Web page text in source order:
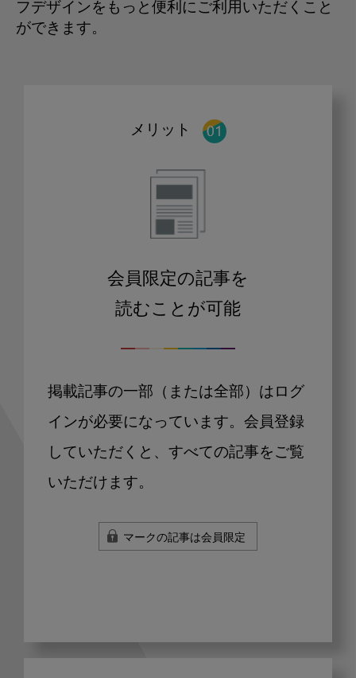
フデザインをもっと便利にご利用いただくこと
ができます。
メリット
会員限定の記事を
読むことが可能
掲載記事の一部（または全部）はログ
インが必要になっています。会員登録
していただくと、すべての記事をご覧
いただけます。
マークの記事は会員限定